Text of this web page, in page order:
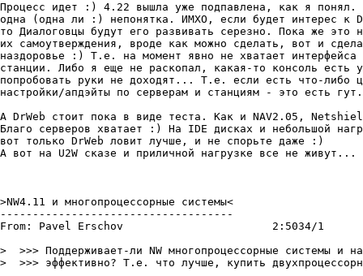
Процесс идет :) 4.22 вышла уже подпавлена, как я понял.
одна (одна ли :) непонятка. ИМХО, если будет интерес к
то Диалоговцы будут его развивать серезно. Пока же это
их самоутверждения, вроде как можно сделать, вот и
наздоровье :) Т.е. на момент явно не хватает интерфейса
станции. Либо я еще не раскопал, какая-то консоль есть
попробовать руки не доходят... Т.е. если есть что-либо
настройки/апдэйты по серверам и станциям - это есть гут.
А DrWeb стоит пока в виде теста. Как и NAV2.05,
Благо серверов хватает :) На IDE дисках и небольшой
вот только DrWeb ловит лучше, и не спорьте даже :)
А вот на U2W сказе и приличной нагрузке все не живут...
>NW4.11 и многопроцессорные системы<
------------------------------------
From: Pavel Erschov			  2:5034/1	  Пон 18 Дек 00 00:59
>  >>> Поддерживает-ли NW многопроцессорные системы и
>  >>> эффективно? Т.е. что лучше, купить